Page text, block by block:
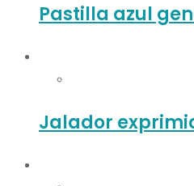
Pastilla azul
Jalador